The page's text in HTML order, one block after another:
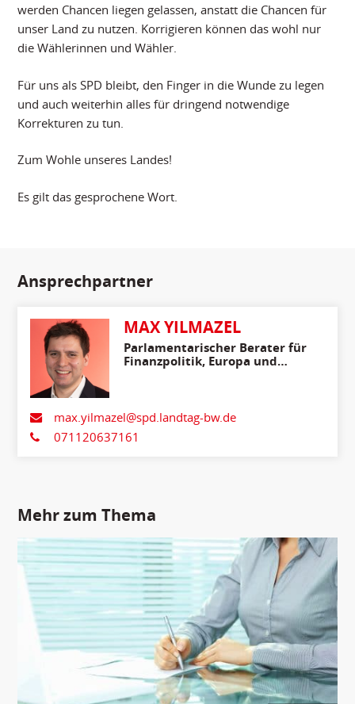
werden Chancen liegen gelassen, anstatt die Chancen für
unser Land zu nutzen. Korrigieren können das wohl nur
die Wählerinnen und Wähler.
Für uns als SPD bleibt, den Finger in die Wunde zu legen
und auch weiterhin alles für dringend notwendige
Korrekturen zu tun.
Zum Wohle unseres Landes!
Es gilt das gesprochene Wort.
Ansprechpartner
MAX YILMAZEL
Parlamentarischer Berater für
Finanzpolitik, Europa und
Internationales
max.yilmazel@spd.landtag-bw.de
071120637161
Mehr zum Thema